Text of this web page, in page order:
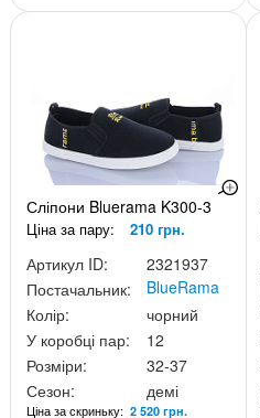
Сліпони Bluerama K300-3
Ціна за пару: 210 грн.
Артикул ID:
2321937
Постачальник:
BlueRama
Колір:
чорний
У коробці пар:
12
Розміри:
32-37
Сезон:
демі
Ціна за скриньку: 2 520 грн.